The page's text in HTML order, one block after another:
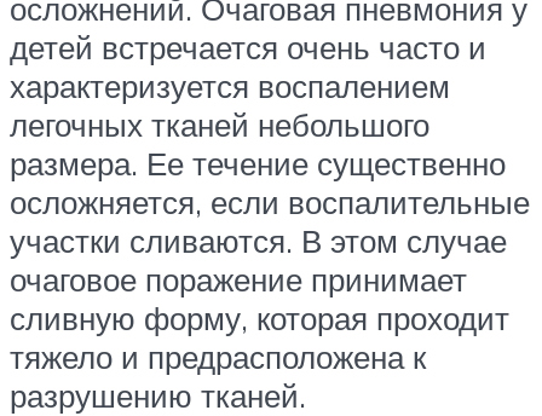
осложнений. Очаговая пневмония у
детей встречается очень часто и
характеризуется воспалением
легочных тканей небольшого
размера. Ее течение существенно
осложняется, если воспалительные
участки сливаются. В этом случае
очаговое поражение принимает
сливную форму, которая проходит
тяжело и предрасположена к
разрушению тканей.